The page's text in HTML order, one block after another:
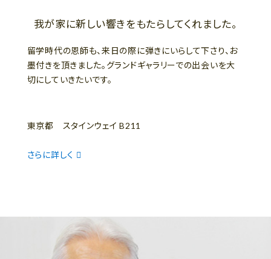
我が家に新しい響きをもたらしてくれました。
留学時代の恩師も、来日の際に弾きにいらして下さり、お
墨付きを頂きました。グランドギャラリーでの出会いを大
切にしていきたいです。
東京都 スタインウェイ B211
さらに詳しく